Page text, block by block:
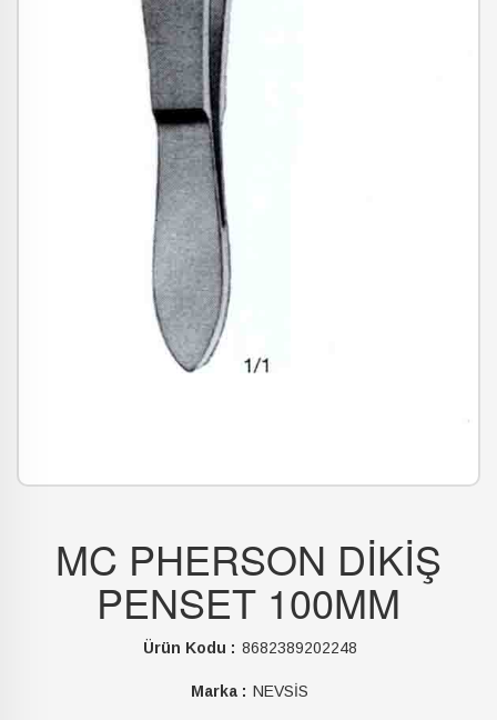
MC PHERSON DİKİŞ
PENSET 100MM
Ürün Kodu : 8682389202248
Marka : NEVSİS